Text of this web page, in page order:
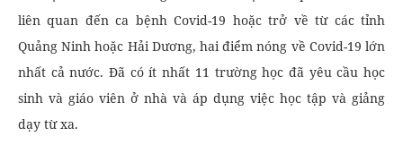
liên quan đến ca bệnh Covid-19 hoặc trở về từ các tỉnh
Quảng Ninh hoặc Hải Dương, hai điểm nóng về Covid-19 lớn
nhất cả nước. Đã có ít nhất 11 trường học đã yêu cầu học
sinh và giáo viên ở nhà và áp dụng việc học tập và giảng
dạy từ xa.